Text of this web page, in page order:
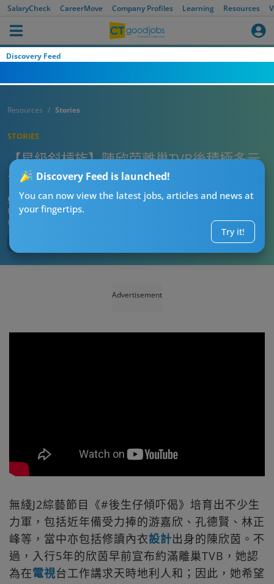
SalaryCheck CareerMove Company Profiles Learning Resources
Discovery Feed
Discovery Feed is launched!
You can now view the latest jobs, articles and news at
your fingertips.
Try it!
Resources Stories
STORIES
【星級斜槓族】陳欣茵離巢TVB後積極多元
發展 冀踏足影圈 不希望被定型為性感路線
CTgoodjobs’ Editor
Published:2023-11-01
Updated:
Advertisement
無綫J2綜藝節目《#後生仔傾吓偈》培育出不少生
力軍，包括近年備受力捧的游嘉欣、孔德賢、林正
峰等，當中亦包括修讀內衣設計出身的陳欣茵。不
過，入行5年的欣茵早前宣布約滿離巢TVB，她認
為在電視台工作講求天時地利人和；因此，她希望